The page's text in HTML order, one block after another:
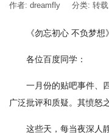
作者: dreamfly 分类: 转载
《勿忘初心 不负梦想》
各位百度同学：
一月份的贴吧事件、
广泛批评和质疑。其愤怒
这些天，每当夜深人